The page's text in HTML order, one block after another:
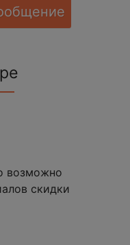
возможно
скидки